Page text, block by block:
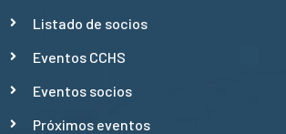
Listado de socios
Eventos CCHS
Eventos socios
Próximos eventos